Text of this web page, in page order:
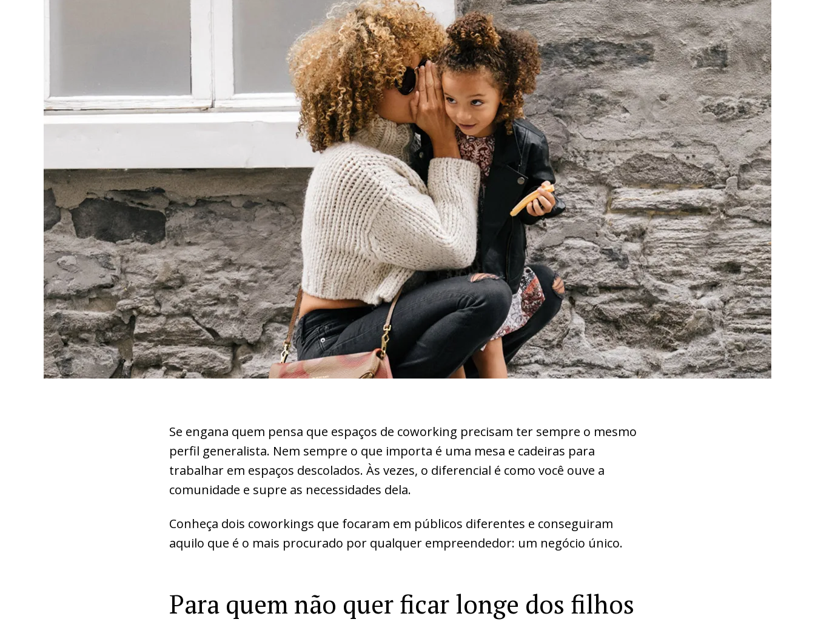
Se engana quem pensa que espaços de coworking precisam ter sempre o mesmo
perfil generalista. Nem sempre o que importa é uma mesa e cadeiras para
trabalhar em espaços descolados. Às vezes, o diferencial é como você ouve a
comunidade e supre as necessidades dela.
Conheça dois coworkings que focaram em públicos diferentes e conseguiram
aquilo que é o mais procurado por qualquer empreendedor: um negócio único.
Para quem não quer ficar longe dos filhos